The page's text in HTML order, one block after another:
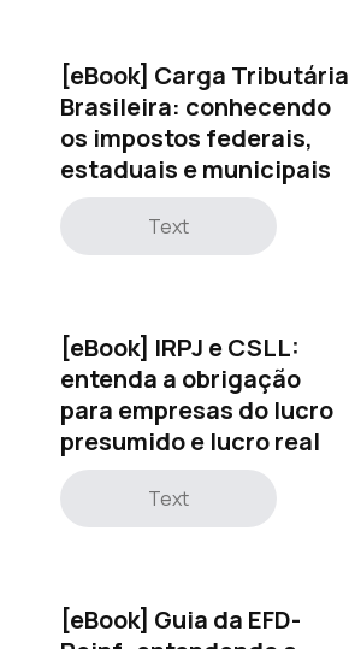
[eBook] Carga Tributária
Brasileira: conhecendo
os impostos federais,
estaduais e municipais
Text
[eBook] IRPJ e CSLL:
entenda a obrigação
para empresas do lucro
presumido e lucro real
Text
[eBook] Guia da EFD-